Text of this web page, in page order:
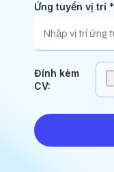
Ứng tuyển vị trí *
Đính kèm
CV: